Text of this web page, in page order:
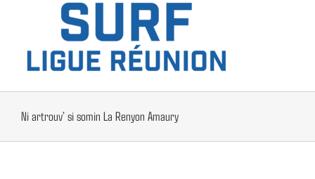
Ni artrouv’ si somin La Renyon Amaury